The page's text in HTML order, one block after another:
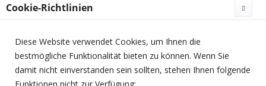
Cookie-Richtlinien
Diese Website verwendet Cookies, um Ihnen die
bestmögliche Funktionalität bieten zu können. Wenn Sie
damit nicht einverstanden sein sollten, stehen Ihnen folgende
Funktionen nicht zur Verfügung: